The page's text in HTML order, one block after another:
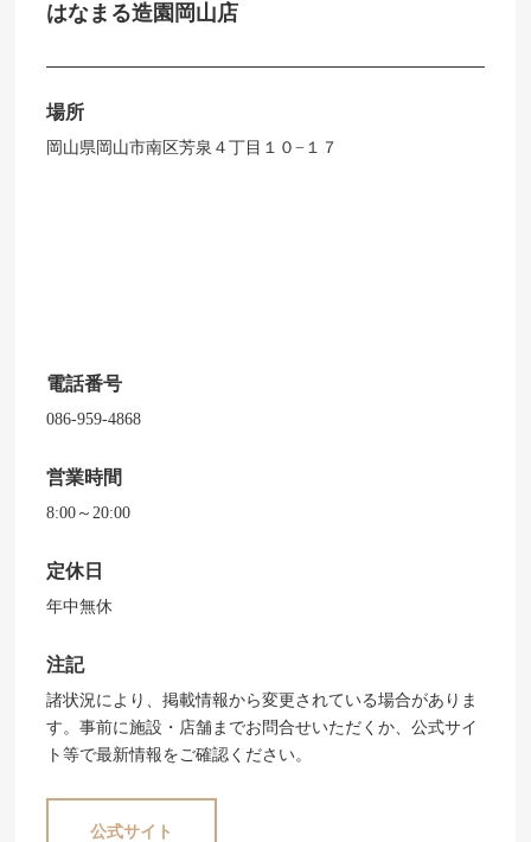
はなまる造園岡山店
場所
岡山県岡山市南区芳泉４丁目１０−１７
電話番号
086-959-4868
営業時間
8:00～20:00
定休日
年中無休
注記
諸状況により、掲載情報から変更されている場合がありま
す。事前に施設・店舗までお問合せいただくか、公式サイ
ト等で最新情報をご確認ください。
公式サイト